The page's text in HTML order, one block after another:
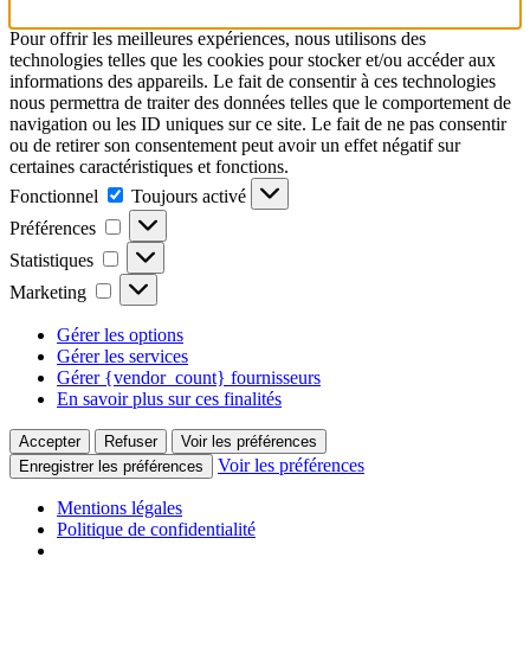
Pour offrir les meilleures expériences, nous utilisons des
technologies telles que les cookies pour stocker et/ou accéder aux
informations des appareils. Le fait de consentir à ces technologies
nous permettra de traiter des données telles que le comportement de
navigation ou les ID uniques sur ce site. Le fait de ne pas consentir
ou de retirer son consentement peut avoir un effet négatif sur
certaines caractéristiques et fonctions.
Fonctionnel
Fonctionnel
Toujours activé
Préférences
Préférences
Statistiques Statistiques
Marketing Marketing
Gérer les options
Gérer les services
Gérer {vendor_count} fournisseurs
En savoir plus sur ces finalités
Accepter Refuser
Voir les préférences
Enregistrer les préférences
Voir les préférences
Mentions légales
Politique de confidentialité